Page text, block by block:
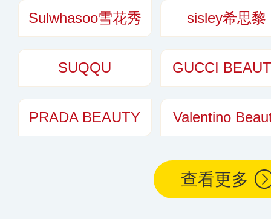
Sulwhasoo雪花秀 sisley希思黎
SUQQU GUCCI
PRADA BEAUTY Valentino
查看更多